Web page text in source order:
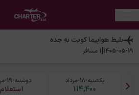
بلیط هواپیماکویت بهجده
1405-05-19
|
1 مسافر
یکشنبه-18-مرداد
114,400
دوشنبه-19-مرداد
استعلام